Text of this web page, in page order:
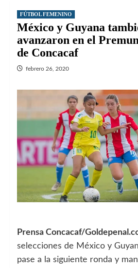
FÚTBOL FEMENINO
México y Guyana
avanzaron en el
de Concacaf
febrero 26, 2020
Prensa Concacaf/
selecciones de México y
pase a la siguiente ronda y